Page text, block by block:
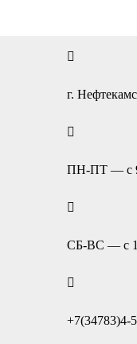
г.
ПН-ПТ — с
СБ-ВС — с
+7(34783)4-